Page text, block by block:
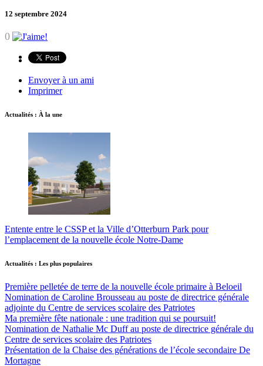
12 septembre 2024
0
Envoyer à un ami
Imprimer
Actualités : À la une
Entente entre le CSSP et la Ville d’Otterburn Park pour
l’emplacement de la nouvelle école Notre-Dame
Actualités : Les plus populaires
Première pelletée de terre de la nouvelle école primaire à Beloeil
Nomination de Caroline Brousseau au poste de directrice générale
adjointe du Centre de services scolaire des Patriotes
Ma première fête nationale : une tradition qui se poursuit!
Nomination de Nathalie Mc Duff au poste de directrice générale du
Centre de services scolaire des Patriotes
Présentation de la Chaise des générations de l’école secondaire De
Mortagne